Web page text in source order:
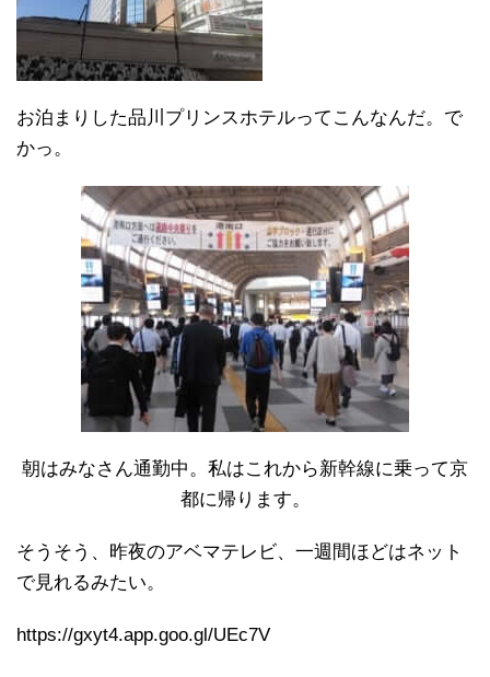
お泊まりした品川プリンスホテルってこんなんだ。で
かっ。
朝はみなさん通勤中。私はこれから新幹線に乗って京
都に帰ります。
そうそう、昨夜のアベマテレビ、一週間ほどはネット
で見れるみたい。
https://gxyt4.app.goo.gl/UEc7V